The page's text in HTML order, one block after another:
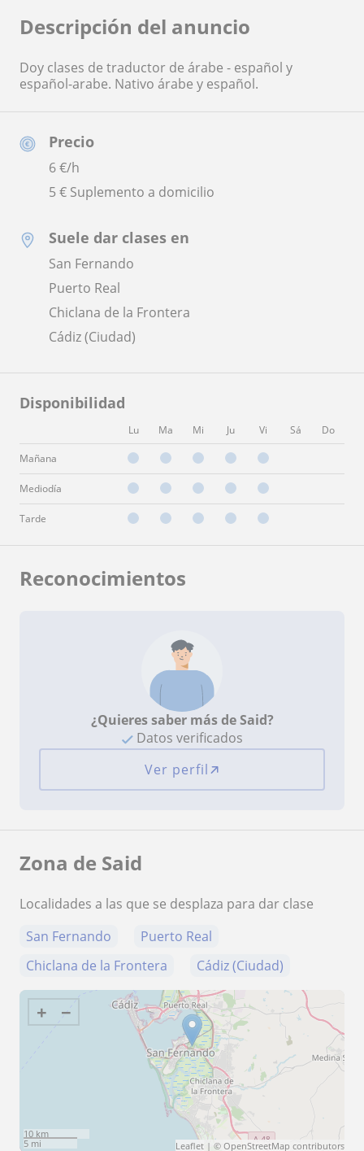
Precio
6€/h
5 € Suplemento a domicilio
Suele dar clases en
San Fernando
Puerto Real
Chiclana de la Frontera
Cádiz (Ciudad)
Disponibilidad
Lu Ma Mi Ju Vi Sá Do
Mañana
Mediodía
Tarde
Descripción del anuncio
Doy clases de traductor de árabe - español y
español-arabe. Nativo árabe y español.
Reconocimientos
¿Quieres saber más de Said?
Datos verificados
Ver perfil
Zona de Said
Localidades a las que se desplaza para dar clase
San Fernando
Puerto Real
Chiclana de la Frontera
Cádiz (Ciudad)
+ −
10 km
5 mi
Leaflet | © OpenStreetMap contributors